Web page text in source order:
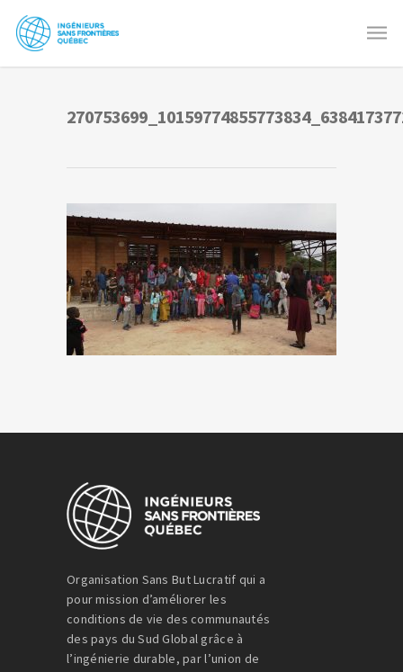
Organisation Sans But Lucratif qui a
pour mission d’améliorer les
conditions de vie des communautés
des pays du Sud Global grâce à
l’ingénierie durable, par l’union de